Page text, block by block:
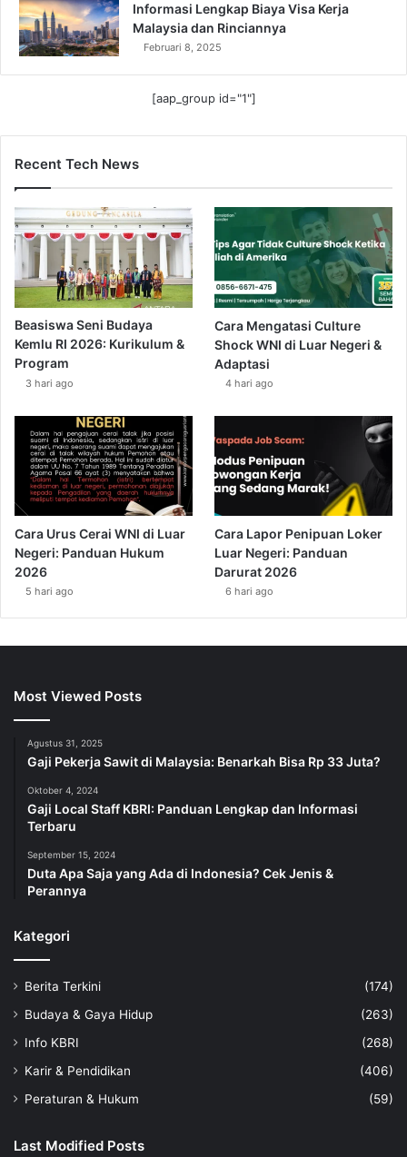
Informasi Lengkap Biaya Visa Kerja
Malaysia dan Rinciannya
Februari 8, 2025
[aap_group id="1"]
Recent Tech News
Beasiswa Seni Budaya
Kemlu RI 2026: Kurikulum &
Program
3 hari ago
Cara Mengatasi Culture
Shock WNI di Luar Negeri &
Adaptasi
4 hari ago
Cara Urus Cerai WNI di Luar
Negeri: Panduan Hukum
2026
5 hari ago
Cara Lapor Penipuan Loker
Luar Negeri: Panduan
Darurat 2026
6 hari ago
Most Viewed Posts
Agustus 31, 2025
Gaji Pekerja Sawit di Malaysia: Benarkah Bisa Rp 33 Juta?
Oktober 4, 2024
Gaji Local Staff KBRI: Panduan Lengkap dan Informasi
Terbaru
September 15, 2024
Duta Apa Saja yang Ada di Indonesia? Cek Jenis &
Perannya
Kategori
Berita Terkini
(174)
Budaya & Gaya Hidup
(263)
Info KBRI
(268)
Karir & Pendidikan
(406)
Peraturan & Hukum
(59)
Last Modified Posts